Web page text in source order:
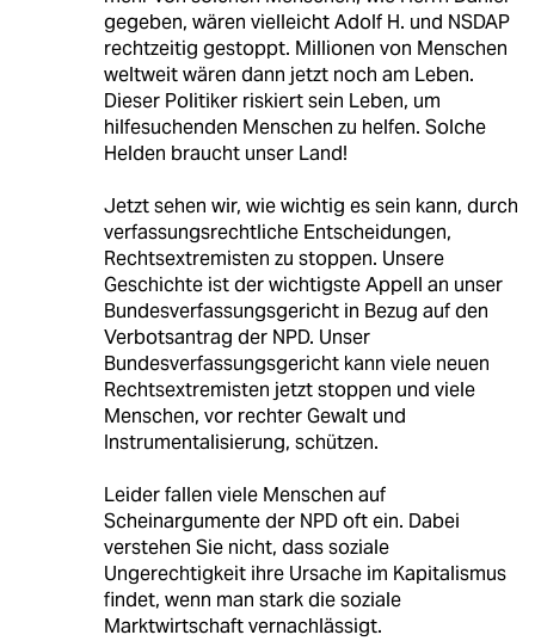
gegeben, wären vielleicht Adolf H. und NSDAP
rechtzeitig gestoppt. Millionen von Menschen
weltweit wären dann jetzt noch am Leben.
Dieser Politiker riskiert sein Leben, um
hilfesuchenden Menschen zu helfen. Solche
Helden braucht unser Land!
Jetzt sehen wir, wie wichtig es sein kann, durch
verfassungsrechtliche Entscheidungen,
Rechtsextremisten zu stoppen. Unsere
Geschichte ist der wichtigste Appell an unser
Bundesverfassungsgericht in Bezug auf den
Verbotsantrag der NPD. Unser
Bundesverfassungsgericht kann viele neuen
Rechtsextremisten jetzt stoppen und viele
Menschen, vor rechter Gewalt und
Instrumentalisierung, schützen.
Leider fallen viele Menschen auf
Scheinargumente der NPD oft ein. Dabei
verstehen Sie nicht, dass soziale
Ungerechtigkeit ihre Ursache im Kapitalismus
findet, wenn man stark die soziale
Marktwirtschaft vernachlässigt.